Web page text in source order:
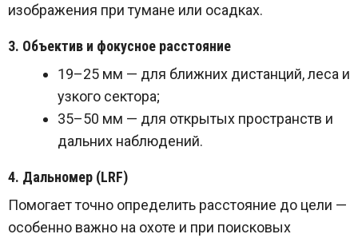
изображения при тумане или осадках.
3. Объектив и фокусное расстояние
19–25 мм — для ближних дистанций, леса и
узкого сектора;
35–50 мм — для открытых пространств и
дальних наблюдений.
4. Дальномер (LRF)
Помогает точно определить расстояние до цели —
особенно важно на охоте и при поисковых